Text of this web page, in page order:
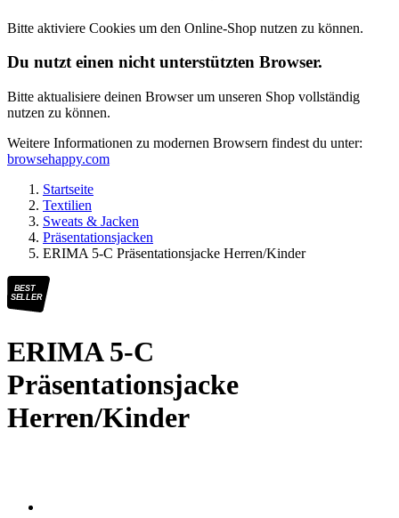
Bitte aktiviere Cookies um den Online-Shop nutzen zu können.
Du nutzt einen nicht unterstützten Browser.
Bitte aktualisiere deinen Browser um unseren Shop vollständig
nutzen zu können.
Weitere Informationen zu modernen Browsern findest du unter:
browsehappy.com
Startseite
Textilien
Sweats & Jacken
Präsentationsjacken
ERIMA 5-C Präsentationsjacke Herren/Kinder
BEST
SELLER
ERIMA 5-C
Präsentationsjacke
Herren/Kinder